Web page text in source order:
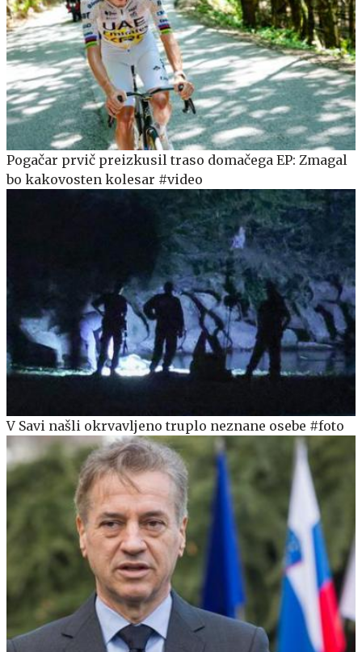
Pogačar prvič preizkusil traso domačega EP: Zmagal
bo kakovosten kolesar #video
V Savi našli okrvavljeno truplo neznane osebe #foto